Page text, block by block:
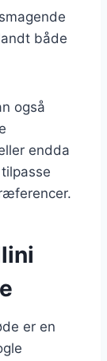
både
også
endda
er en